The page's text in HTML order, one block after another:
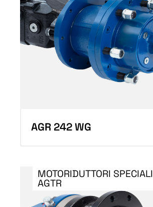
AGR 242 WG
MOTORIDUTTORI SPECIALI
AGTR